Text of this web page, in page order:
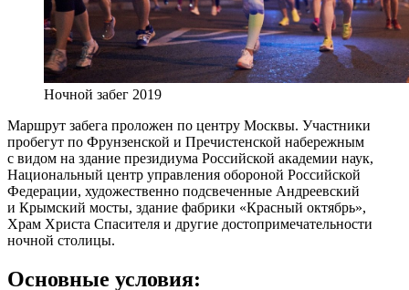
Ночной забег 2019
Маршрут забега проложен по центру Москвы. Участники
пробегут по Фрунзенской и Пречистенской набережным
с видом на здание президиума Российской академии наук,
Национальный центр управления обороной Российской
Федерации, художественно подсвеченные Андреевский
и Крымский мосты, здание фабрики «Красный октябрь»,
Храм Христа Спасителя и другие достопримечательности
ночной столицы.
Основные условия: